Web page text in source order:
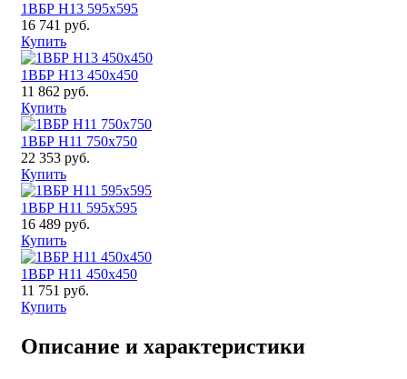
1ВБР H13 595x595
16 741 руб.
Купить
1ВБР H13 450x450
11 862 руб.
Купить
1ВБР H11 750x750
22 353 руб.
Купить
1ВБР H11 595x595
16 489 руб.
Купить
1ВБР H11 450x450
11 751 руб.
Купить
Описание и характеристики